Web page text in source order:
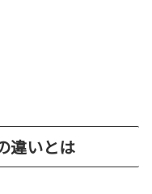
違いとは